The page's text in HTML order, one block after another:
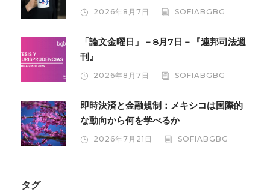
2026年8月7日 SOFIABGBG
「論文金曜日」－8月7日－『連邦司法週
刊』
2026年8月7日 SOFIABGBG
即時決済と金融規制：メキシコは国際的
な動向から何を学べるか
2026年7月21日 SOFIABGBG
タグ